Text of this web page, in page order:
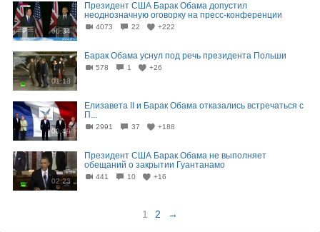
00:34
Президент США Барак Обама допустил
неоднозначную оговорку на пресс-конференции
4073 22 +222
01:18
Барак Обама уснул под речь президента Польши
578 1 +26
00:49
Елизавета II и Барак Обама отказались встречаться с
П...
2991 37 +188
02:23
Президент США Барак Обама не выполняет
обещаний о закрытии Гуантанамо
441 10 +16
1 2 →